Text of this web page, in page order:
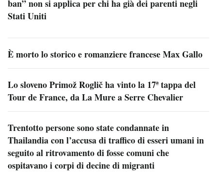
ban” non si applica per chi ha già dei parenti negli
Stati Uniti
È morto lo storico e romanziere francese Max Gallo
Lo sloveno Primož Roglič ha vinto la 17ª tappa del
Tour de France, da La Mure a Serre Chevalier
Trentotto persone sono state condannate in
Thailandia con l’accusa di traffico di esseri umani in
seguito al ritrovamento di fosse comuni che
ospitavano i corpi di decine di migranti